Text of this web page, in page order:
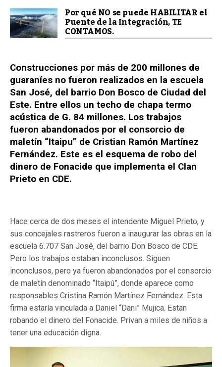
Por qué NO se puede HABILITAR el
Puente de la Integración, TE
CONTAMOS.
Construcciones por más de 200 millones de
guaraníes no fueron realizados en la escuela
San José, del barrio Don Bosco de Ciudad del
Este. Entre ellos un techo de chapa termo
acústica de G. 84 millones. Los trabajos
fueron abandonados por el consorcio de
maletín “Itaipu” de Cristian Ramón Martínez
Fernández. Este es el esquema de robo del
dinero de Fonacide que implementa el Clan
Prieto en CDE.
Hace cerca de dos meses el intendente Miguel Prieto, y
sus concejales rastreros fueron a inaugurar las obras en la
escuela 6.707 San José, del barrio Don Bosco de CDE.
Pero los trabajos estaban inconclusos. Siguen
inconclusos, pero ya fueron abandonados por el consorcio
de maletín denominado “Itaipú”, donde aparece como
responsables Cristina Ramón Martínez Fernández. Esta
firma estaría vinculada a Daniel “Dani” Mujica. Estan
robando el dinero del Fonacide. Privan a miles de niños a
tener una educación digna.